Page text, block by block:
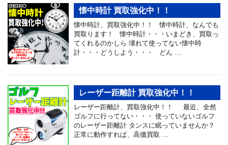
懐中時計 買取強化中！！
懐中時計、買取強化中！！ 懐中時計、なんでも
買取ります！ 懐中時計・・・いまどき、買取っ
てくれるのかしら 壊れて使ってない懐中時
計・・・どうしよう・・・ どん …
レーザー距離計 買取強化中！！
レーザー距離計、買取強化中！！ 最近、全然
ゴルフに行ってない・・・ 使っていないゴルフ
のレーザー距離計 タンスに眠っていませんか？
正常に動作すれば、高価買取 …